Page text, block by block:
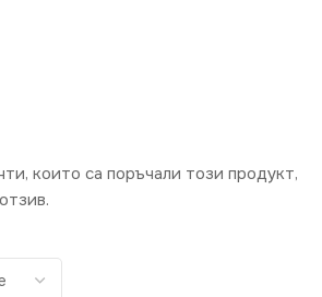
които са поръчали този продукт,